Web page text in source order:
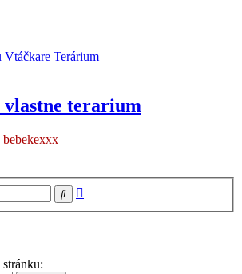
Vtáčkare Terárium
vlastne terarium
bebekexxx
Hľadať